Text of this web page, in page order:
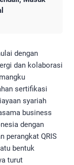
dengan
dan kolaborasi
sertifikasi
syariah
business
dengan
perangkat QRIS
bentuk
turut